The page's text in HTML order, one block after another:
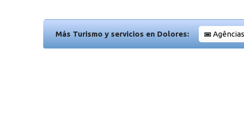
Más Turismo y servicios en Dolores: